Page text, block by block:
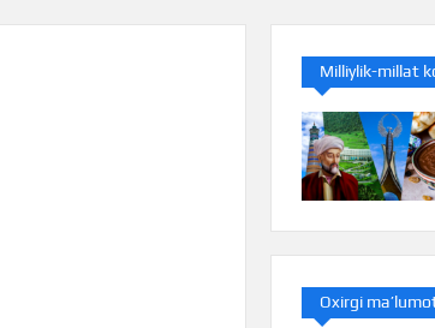
Milliylik-millat
Oxirgi